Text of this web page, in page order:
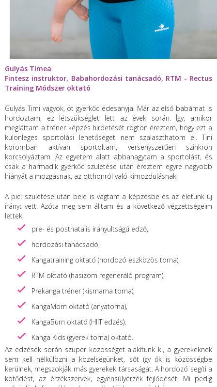
Gulyás Tímea
Fintesz instruktor, Babahordozási tanácsadó, RTM - Rectus
Training Módszer oktató
Gulyás Timi vagyok, öt gyerkőc édesanyja. Már az első babámat is
hordoztam, ez létszükséglet lett az évek során. Így, amikor
megláttam a tréner képzés hirdetését rögtön éreztem, hogy ezt a
különleges sportolási lehetőséget nem szalaszthatom el. Tini
koromban aktívan sportoltam, versenyszerűen szinkron
korcsolyáztam. Az egyetem alatt abbahagytam a sportolást, és
csak a harmadik gyerkőc születése után éreztem egyre nagyobb
hiányát a mozgásnak, az otthonról való kimozdulásnak.
A pici születése után bele is vágtam a képzésbe és az életünk új
irányt vett. Azóta meg sem álltam és a következő végzettségeim
lettek:
pre- és postnatalis irányultságú edző,
hordozási tanácsadó,
Kangatraining oktató (hordozó eszközös torna),
RTM oktató (hasizom regeneráló program),
Prekanga tréner (kismama torna),
KangaMom oktató (anyatorna),
KangaBurn oktató (HIIT edzés),
Kanga Kids (gyerek torna) oktató.
Az edzések során szuper közösséget alakítunk ki, a gyerekeknek
sem kell nélkülözni a közelségünket, sőt így ők is közösségbe
kerülnek, megszokják más gyerekek társaságát. A hordozó segíti a
kötődést, az érzékszervek, egyensúlyérzék fejlődését. Mi pedig